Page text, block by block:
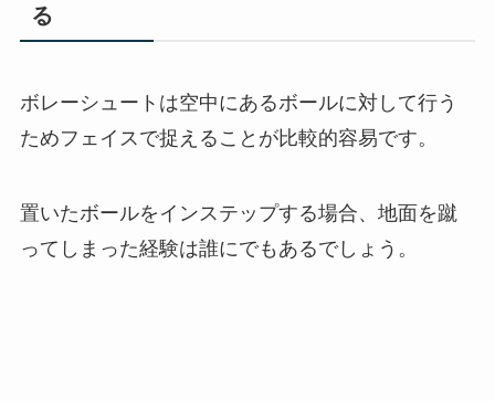
る
ボレーシュートは空中にあるボールに対して行う
ためフェイスで捉えることが比較的容易です。
置いたボールをインステップする場合、地面を蹴
ってしまった経験は誰にでもあるでしょう。